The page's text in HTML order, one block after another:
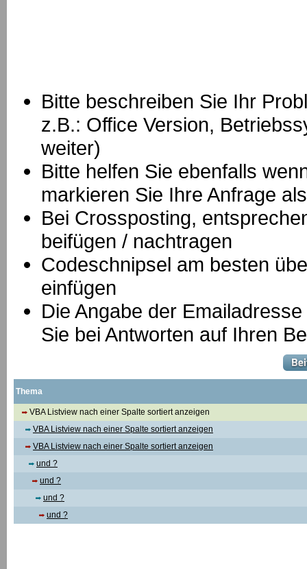
Bitte beschreiben Sie Ihr
z.B.: Office Version,
weiter)
Bitte helfen Sie ebenfalls
markieren Sie Ihre Anfrage
Bei Crossposting,
beifügen / nachtragen
Codeschnipsel am besten
einfügen
Die Angabe der
Sie bei Antworten auf Ihren
Thema
VBA Listview nach einer Spalte sortiert anzeigen
VBA Listview nach einer Spalte sortiert anzeigen
VBA Listview nach einer Spalte sortiert anzeigen
und ?
und ?
und ?
und ?